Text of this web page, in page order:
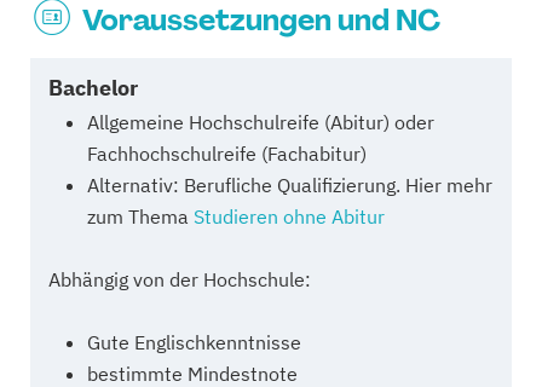
Voraussetzungen und NC
Bachelor
Allgemeine Hochschulreife (Abitur) oder
Fachhochschulreife (Fachabitur)
Alternativ: Berufliche Qualifizierung. Hier mehr
zum Thema Studieren ohne Abitur
Abhängig von der Hochschule:
Gute Englischkenntnisse
bestimmte Mindestnote